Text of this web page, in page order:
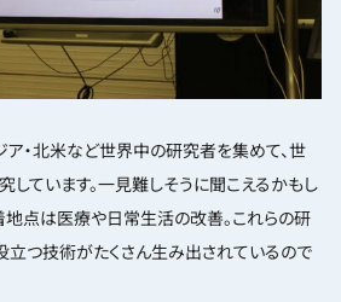
ア・北米など世界中の研究者を集めて、世
ています。一見難しそうに聞こえるかもし
地点は医療や日常生活の改善。これらの研
立つ技術がたくさん生み出されているので